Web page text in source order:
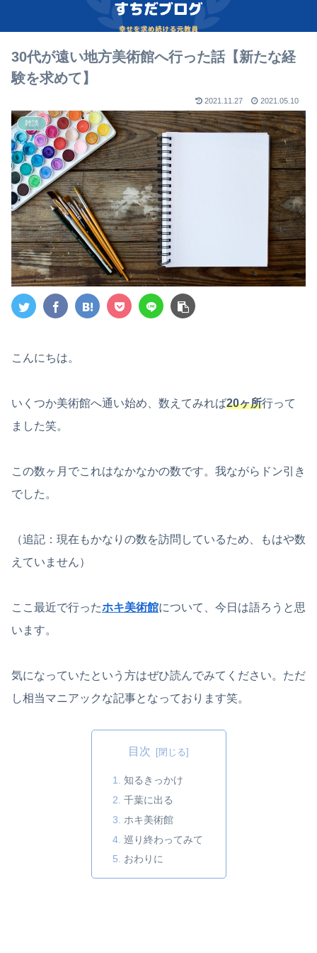
30代が遠い地方美術館へ行った話【新たな経
験を求めて】
2021.11.27 2021.05.10
雑談
こんにちは。
いくつか美術館へ通い始め、数えてみれば20ヶ所行って
ました笑。
この数ヶ月でこれはなかなかの数です。我ながらドン引き
でした。
（追記：現在もかなりの数を訪問しているため、もはや数
えていません）
ここ最近で行ったホキ美術館について、今日は語ろうと思
います。
気になっていたという方はぜひ読んでみてください。ただ
し相当マニアックな記事となっております笑。
目次
知るきっかけ
千葉に出る
ホキ美術館
巡り終わってみて
おわりに